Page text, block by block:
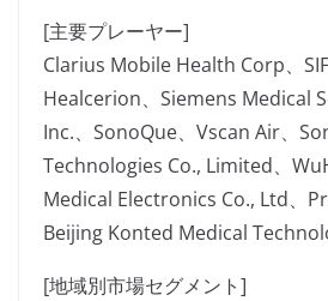
[主要プレーヤー]
Clarius Mobile Health Corp、
Healcerion、Siemens Medical
Inc.、SonoQue、Vscan Air、
Technologies Co., Limited、
Medical Electronics Co., Ltd、
Beijing Konted Medical
[地域別市場セグメント]